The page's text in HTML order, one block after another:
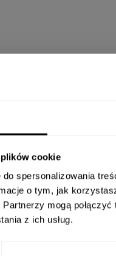
cookie
spersonalizowania
o tym, jak
mogą
z ich usług.